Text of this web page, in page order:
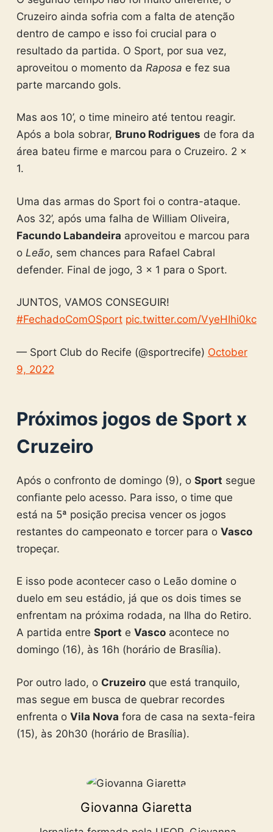
Cruzeiro ainda sofria com a falta de atenção
dentro de campo e isso foi crucial para o
resultado da partida. O Sport, por sua vez,
aproveitou o momento da Raposa e fez sua
parte marcando gols.
Mas aos 10’, o time mineiro até tentou reagir.
Após a bola sobrar, Bruno Rodrigues de fora da
área bateu firme e marcou para o Cruzeiro. 2 x
1.
Uma das armas do Sport foi o contra-ataque.
Aos 32’, após uma falha de William Oliveira,
Facundo Labandeira aproveitou e marcou para
o Leão, sem chances para Rafael Cabral
defender. Final de jogo, 3 x 1 para o Sport.
JUNTOS, VAMOS CONSEGUIR!
#FechadoComOSport pic.twitter.com/VyeHIhi0kc
— Sport Club do Recife (@sportrecife) October
9, 2022
Próximos jogos de Sport x
Cruzeiro
Após o confronto de domingo (9), o Sport segue
confiante pelo acesso. Para isso, o time que
está na 5ª posição precisa vencer os jogos
restantes do campeonato e torcer para o Vasco
tropeçar.
E isso pode acontecer caso o Leão domine o
duelo em seu estádio, já que os dois times se
enfrentam na próxima rodada, na Ilha do Retiro.
A partida entre Sport e Vascoacontece no
domingo (16), às 16h (horário de Brasília).
Por outro lado, o Cruzeiroque está tranquilo,
mas segue em busca de quebrar recordes
enfrenta o Vila Nova fora de casa na sexta-feira
(15), às 20h30 (horário de Brasília).
Giovanna Giaretta